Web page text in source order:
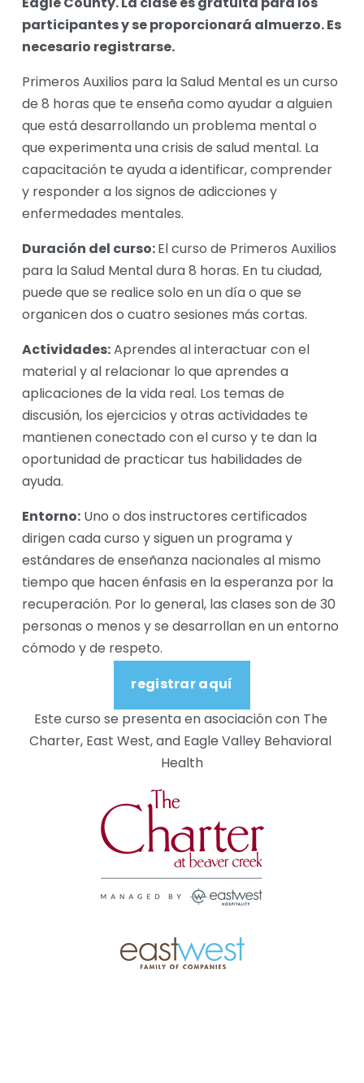
participantes y se proporcionará almuerzo. Es
necesario registrarse.
Primeros Auxilios para la Salud Mental es un curso
de 8 horas que te enseña como ayudar a alguien
que está desarrollando un problema mental o
que experimenta una crisis de salud mental. La
capacitación te ayuda a identificar, comprender
y responder a los signos de adicciones y
enfermedades mentales.
Duración del curso: El curso de Primeros Auxilios
para la Salud Mental dura 8 horas. En tu ciudad,
puede que se realice solo en un día o que se
organicen dos o cuatro sesiones más cortas.
Actividades: Aprendes al interactuar con el
material y al relacionar lo que aprendes a
aplicaciones de la vida real. Los temas de
discusión, los ejercicios y otras actividades te
mantienen conectado con el curso y te dan la
oportunidad de practicar tus habilidades de
ayuda.
Entorno: Uno o dos instructores certificados
dirigen cada curso y siguen un programa y
estándares de enseñanza nacionales al mismo
tiempo que hacen énfasis en la esperanza por la
recuperación. Por lo general, las clases son de 30
personas o menos y se desarrollan en un entorno
cómodo y de respeto.
registrar aquí
Este curso se presenta en asociación con The
Charter, East West, and Eagle Valley Behavioral
Health